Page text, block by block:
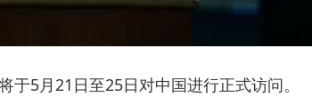
5月21日至25日对中国进行正式访问。